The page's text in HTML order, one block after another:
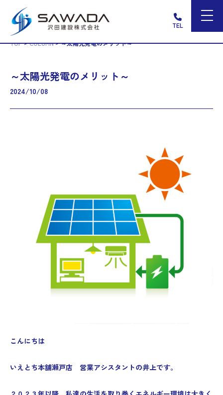
TEL
TOP>COLUMN>～太陽光発電のメリット～
～太陽光発電のメリット～
2024/10/08
こんにちは
いえとち本舗瀬戸店 営業アシスタントの井上です。